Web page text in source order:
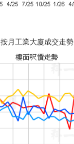
按月工業大廈成交走勢